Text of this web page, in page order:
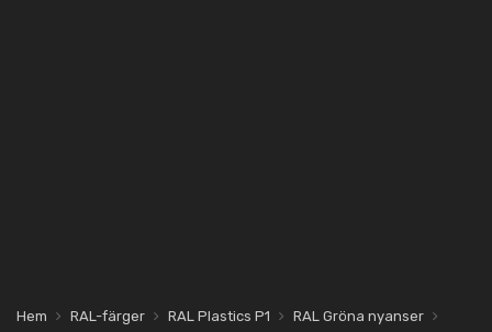
Hem RAL-färger RAL Plastics P1
RAL Gröna nyanser